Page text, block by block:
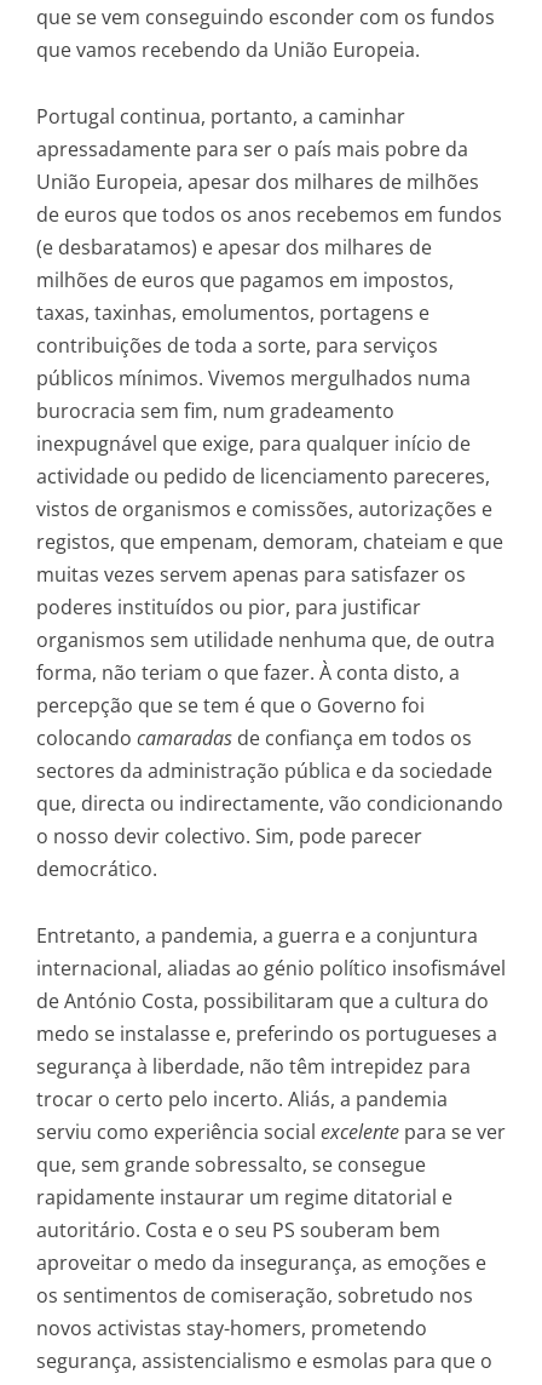
que se vem conseguindo esconder com os fundos
que vamos recebendo da União Europeia.
Portugal continua, portanto, a caminhar
apressadamente para ser o país mais pobre da
União Europeia, apesar dos milhares de milhões
de euros que todos os anos recebemos em fundos
(e desbaratamos) e apesar dos milhares de
milhões de euros que pagamos em impostos,
taxas, taxinhas, emolumentos, portagens e
contribuições de toda a sorte, para serviços
públicos mínimos. Vivemos mergulhados numa
burocracia sem fim, num gradeamento
inexpugnável que exige, para qualquer início de
actividade ou pedido de licenciamento pareceres,
vistos de organismos e comissões, autorizações e
registos, que empenam, demoram, chateiam e que
muitas vezes servem apenas para satisfazer os
poderes instituídos ou pior, para justificar
organismos sem utilidade nenhuma que, de outra
forma, não teriam o que fazer. À conta disto, a
percepção que se tem é que o Governo foi
colocando camaradas de confiança em todos os
sectores da administração pública e da sociedade
que, directa ou indirectamente, vão condicionando
o nosso devir colectivo. Sim, pode parecer
democrático.
Entretanto, a pandemia, a guerra e a conjuntura
internacional, aliadas ao génio político insofismável
de António Costa, possibilitaram que a cultura do
medo se instalasse e, preferindo os portugueses a
segurança à liberdade, não têm intrepidez para
trocar o certo pelo incerto. Aliás, a pandemia
serviu como experiência social excelente para se ver
que, sem grande sobressalto, se consegue
rapidamente instaurar um regime ditatorial e
autoritário. Costa e o seu PS souberam bem
aproveitar o medo da insegurança, as emoções e
os sentimentos de comiseração, sobretudo nos
novos activistas stay-homers, prometendo
segurança, assistencialismo e esmolas para que o